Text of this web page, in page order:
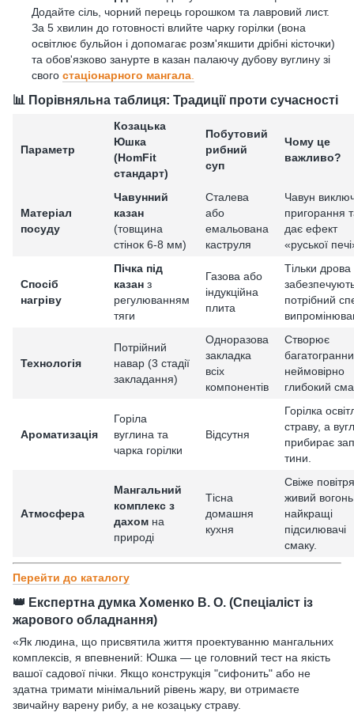
Додайте сіль, чорний перець горошком та лавровий лист.
За 5 хвилин до готовності влийте чарку горілки (вона
освітлює бульйон і допомагає розм'якшити дрібні кісточки)
та обов'язково занурте в казан палаючу дубову вуглину зі
свого стаціонарного мангала.
📊 Порівняльна таблиця: Традиції проти сучасності
Параметр
Козацька
Юшка
(HomFit
стандарт)
Побутовий
рибний
суп
Чому це
важливо?
Матеріал
посуду
Чавунний
казан
(товщина
стінок 6-8 мм)
Сталева
або
емальована
каструля
Чавун
пригорання
дає ефект
«руської
Спосіб
нагріву
Пічка під
казан з
регулюванням
тяги
Газова або
індукційна
плита
Тільки дрова
потрібний
Технологія
Потрійний
навар (3 стадії
закладання)
Одноразова
закладка
всіх
компонентів
Створює
неймовірно
глибокий
Ароматизація
Горіла
вуглина та
чарка горілки
Відсутня
Горілка
страву, а
прибирає
тини.
Атмосфера
Мангальний
комплекс з
дахом на
природі
Тісна
домашня
кухня
Свіже
живий
найкращі
підсилювачі
смаку.
Перейти до каталогу
👑 Експертна думка Хоменко В. О. (Спеціаліст із
жарового обладнання)
«Як людина, що присвятила життя проектуванню мангальних
комплексів, я впевнений: Юшка — це головний тест на якість
вашої садової пічки. Якщо конструкція "сифонить" або не
здатна тримати мінімальний рівень жару, ви отримаєте
звичайну варену рибу, а не козацьку страву.